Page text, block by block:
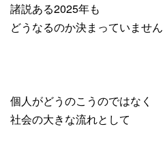
諸説ある2025年も
どうなるのか決まっていません
個人がどうのこうのではなく
社会の大きな流れとして